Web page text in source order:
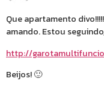
Que apartamento
amando. Estou
http://
Beijos! 🙂